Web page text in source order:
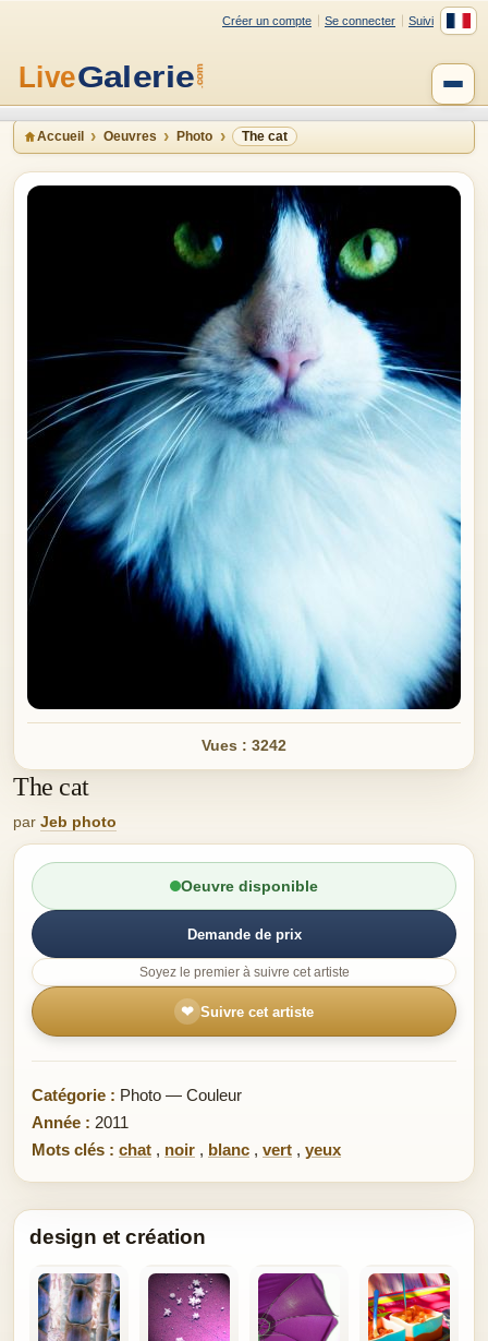
Créer un compte Se connecter Suivi
Accueil Oeuvres Photo The cat
Vues : 3242
The cat
par Jeb photo
Oeuvre disponible
Demande de prix
Soyez le premier à suivre cet artiste
❤ Suivre cet artiste
Catégorie : Photo — Couleur
Année : 2011
Mots clés : chat , noir , blanc , vert , yeux
design et création